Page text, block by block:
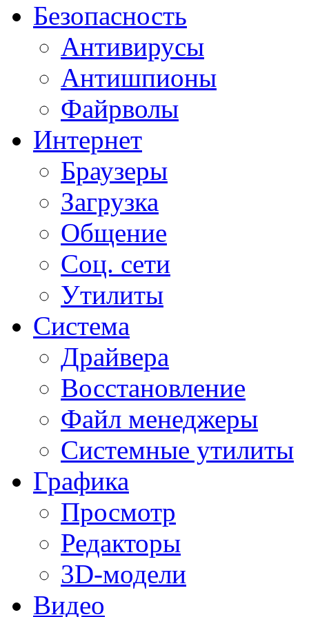
Безопасность
Антивирусы
Антишпионы
Файрволы
Интернет
Браузеры
Загрузка
Общение
Соц. сети
Утилиты
Система
Драйвера
Восстановление
Файл менеджеры
Системные утилиты
Графика
Просмотр
Редакторы
3D-модели
Видео